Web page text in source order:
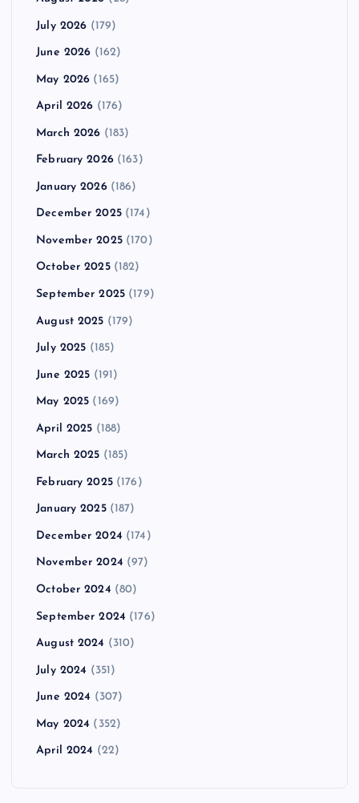
July 2026 (179)
June 2026 (162)
May 2026 (165)
April 2026 (176)
March 2026 (183)
February 2026(163)
January 2026(186)
December 2025(174)
November 2025(170)
October 2025(182)
September 2025 (179)
August 2025 (179)
July 2025 (185)
June 2025 (191)
May 2025 (169)
April 2025 (188)
March 2025 (185)
February 2025(176)
January 2025(187)
December 2024 (174)
November 2024 (97)
October 2024 (80)
September 2024 (176)
August 2024 (310)
July 2024 (351)
June 2024 (307)
May 2024 (352)
April 2024 (22)